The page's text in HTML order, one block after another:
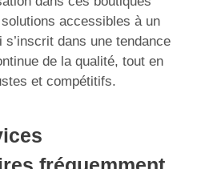
accessibles à un
dans une tendance
de la qualité, tout en
et compétitifs.